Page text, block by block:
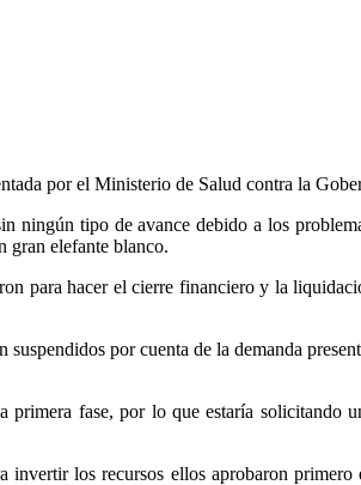
por el Ministerio de Salud contra la
tipo de avance debido a los
gran elefante blanco.
para hacer el cierre financiero y la
por cuenta de la demanda
fase, por lo que estaría solicitando
los recursos ellos aprobaron